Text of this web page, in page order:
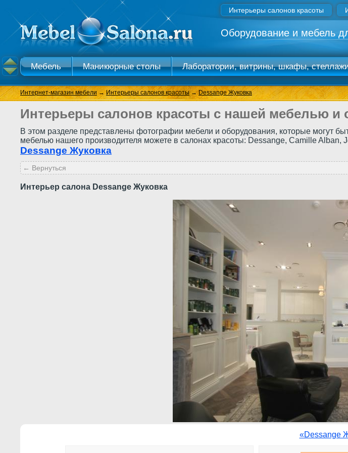
Оборудование и мебель
Интерьеры салонов красоты
Мебель Маникюрные столы Лаборатории, витрины, шкафы,
Косметологический кабинет
Раковины и мебель под раковины
Интернет-магазин мебели→Интерьеры салонов красоты→Dessange Жуковка
Интерьеры салонов красоты с нашей мебелью и
В этом разделе представлены фотографии мебели и оборудования, которые могут
мебелью нашего производителя можете в салонах красоты: Dessange, Сamille
Dessange Жуковка
← Вернуться
Интерьер салона Dessange Жуковка
«Dessange